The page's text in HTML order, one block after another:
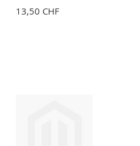
13,50 CHF